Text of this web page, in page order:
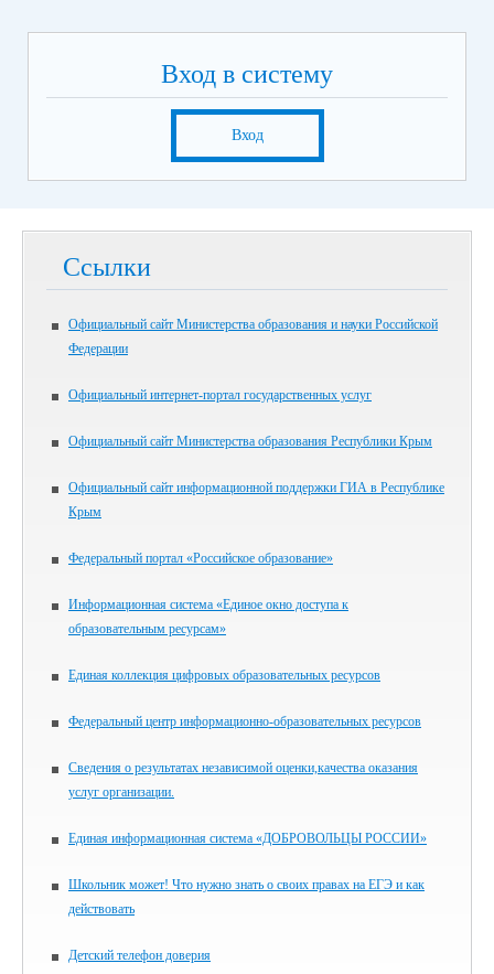
Вход в систему
Вход
Ссылки
Официальный сайт Министерства образования и науки Российской
Федерации
Официальный интернет-портал государственных услуг
Официальный сайт Министерства образования Республики Крым
Официальный сайт информационной поддержки ГИА в Республике
Крым
Федеральный портал «Российское образование»
Информационная система «Единое окно доступа к
образовательным ресурсам»
Единая коллекция цифровых образовательных ресурсов
Федеральный центр информационно-образовательных ресурсов
Сведения о результатах независимой оценки,качества оказания
услуг организации.
Единая информационная система «ДОБРОВОЛЬЦЫ РОССИИ»
Школьник может! Что нужно знать о своих правах на ЕГЭ и как
действовать
Детский телефон доверия